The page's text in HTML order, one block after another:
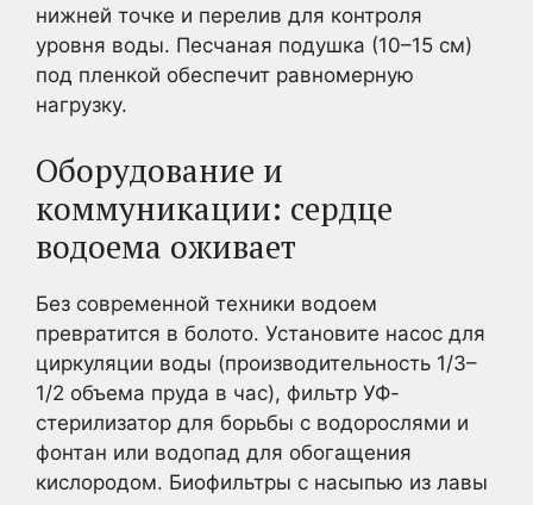
нижней точке и перелив для контроля
уровня воды. Песчаная подушка (10–15 см)
под пленкой обеспечит равномерную
нагрузку.
Оборудование и
коммуникации: сердце
водоема оживает
Без современной техники водоем
превратится в болото. Установите насос для
циркуляции воды (производительность 1/3–
1/2 объема пруда в час), фильтр УФ-
стерилизатор для борьбы с водорослями и
фонтан или водопад для обогащения
кислородом. Биофильтры с насыпью из лавы